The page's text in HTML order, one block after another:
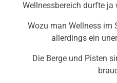
Wellnessbereich durfte
Wozu man Wellness im
allerdings ein
Die Berge und Pisten